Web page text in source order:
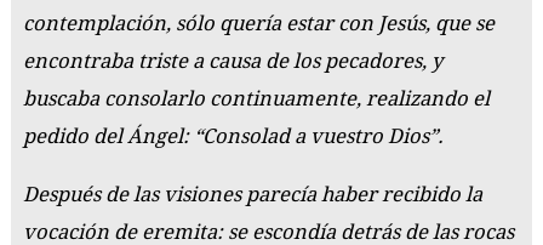
contemplación, sólo quería estar con Jesús, que se
encontraba triste a causa de los pecadores, y
buscaba consolarlo continuamente, realizando el
pedido del Ángel: “Consolad a vuestro Dios”.
Después de las visiones parecía haber recibido la
vocación de eremita: se escondía detrás de las rocas